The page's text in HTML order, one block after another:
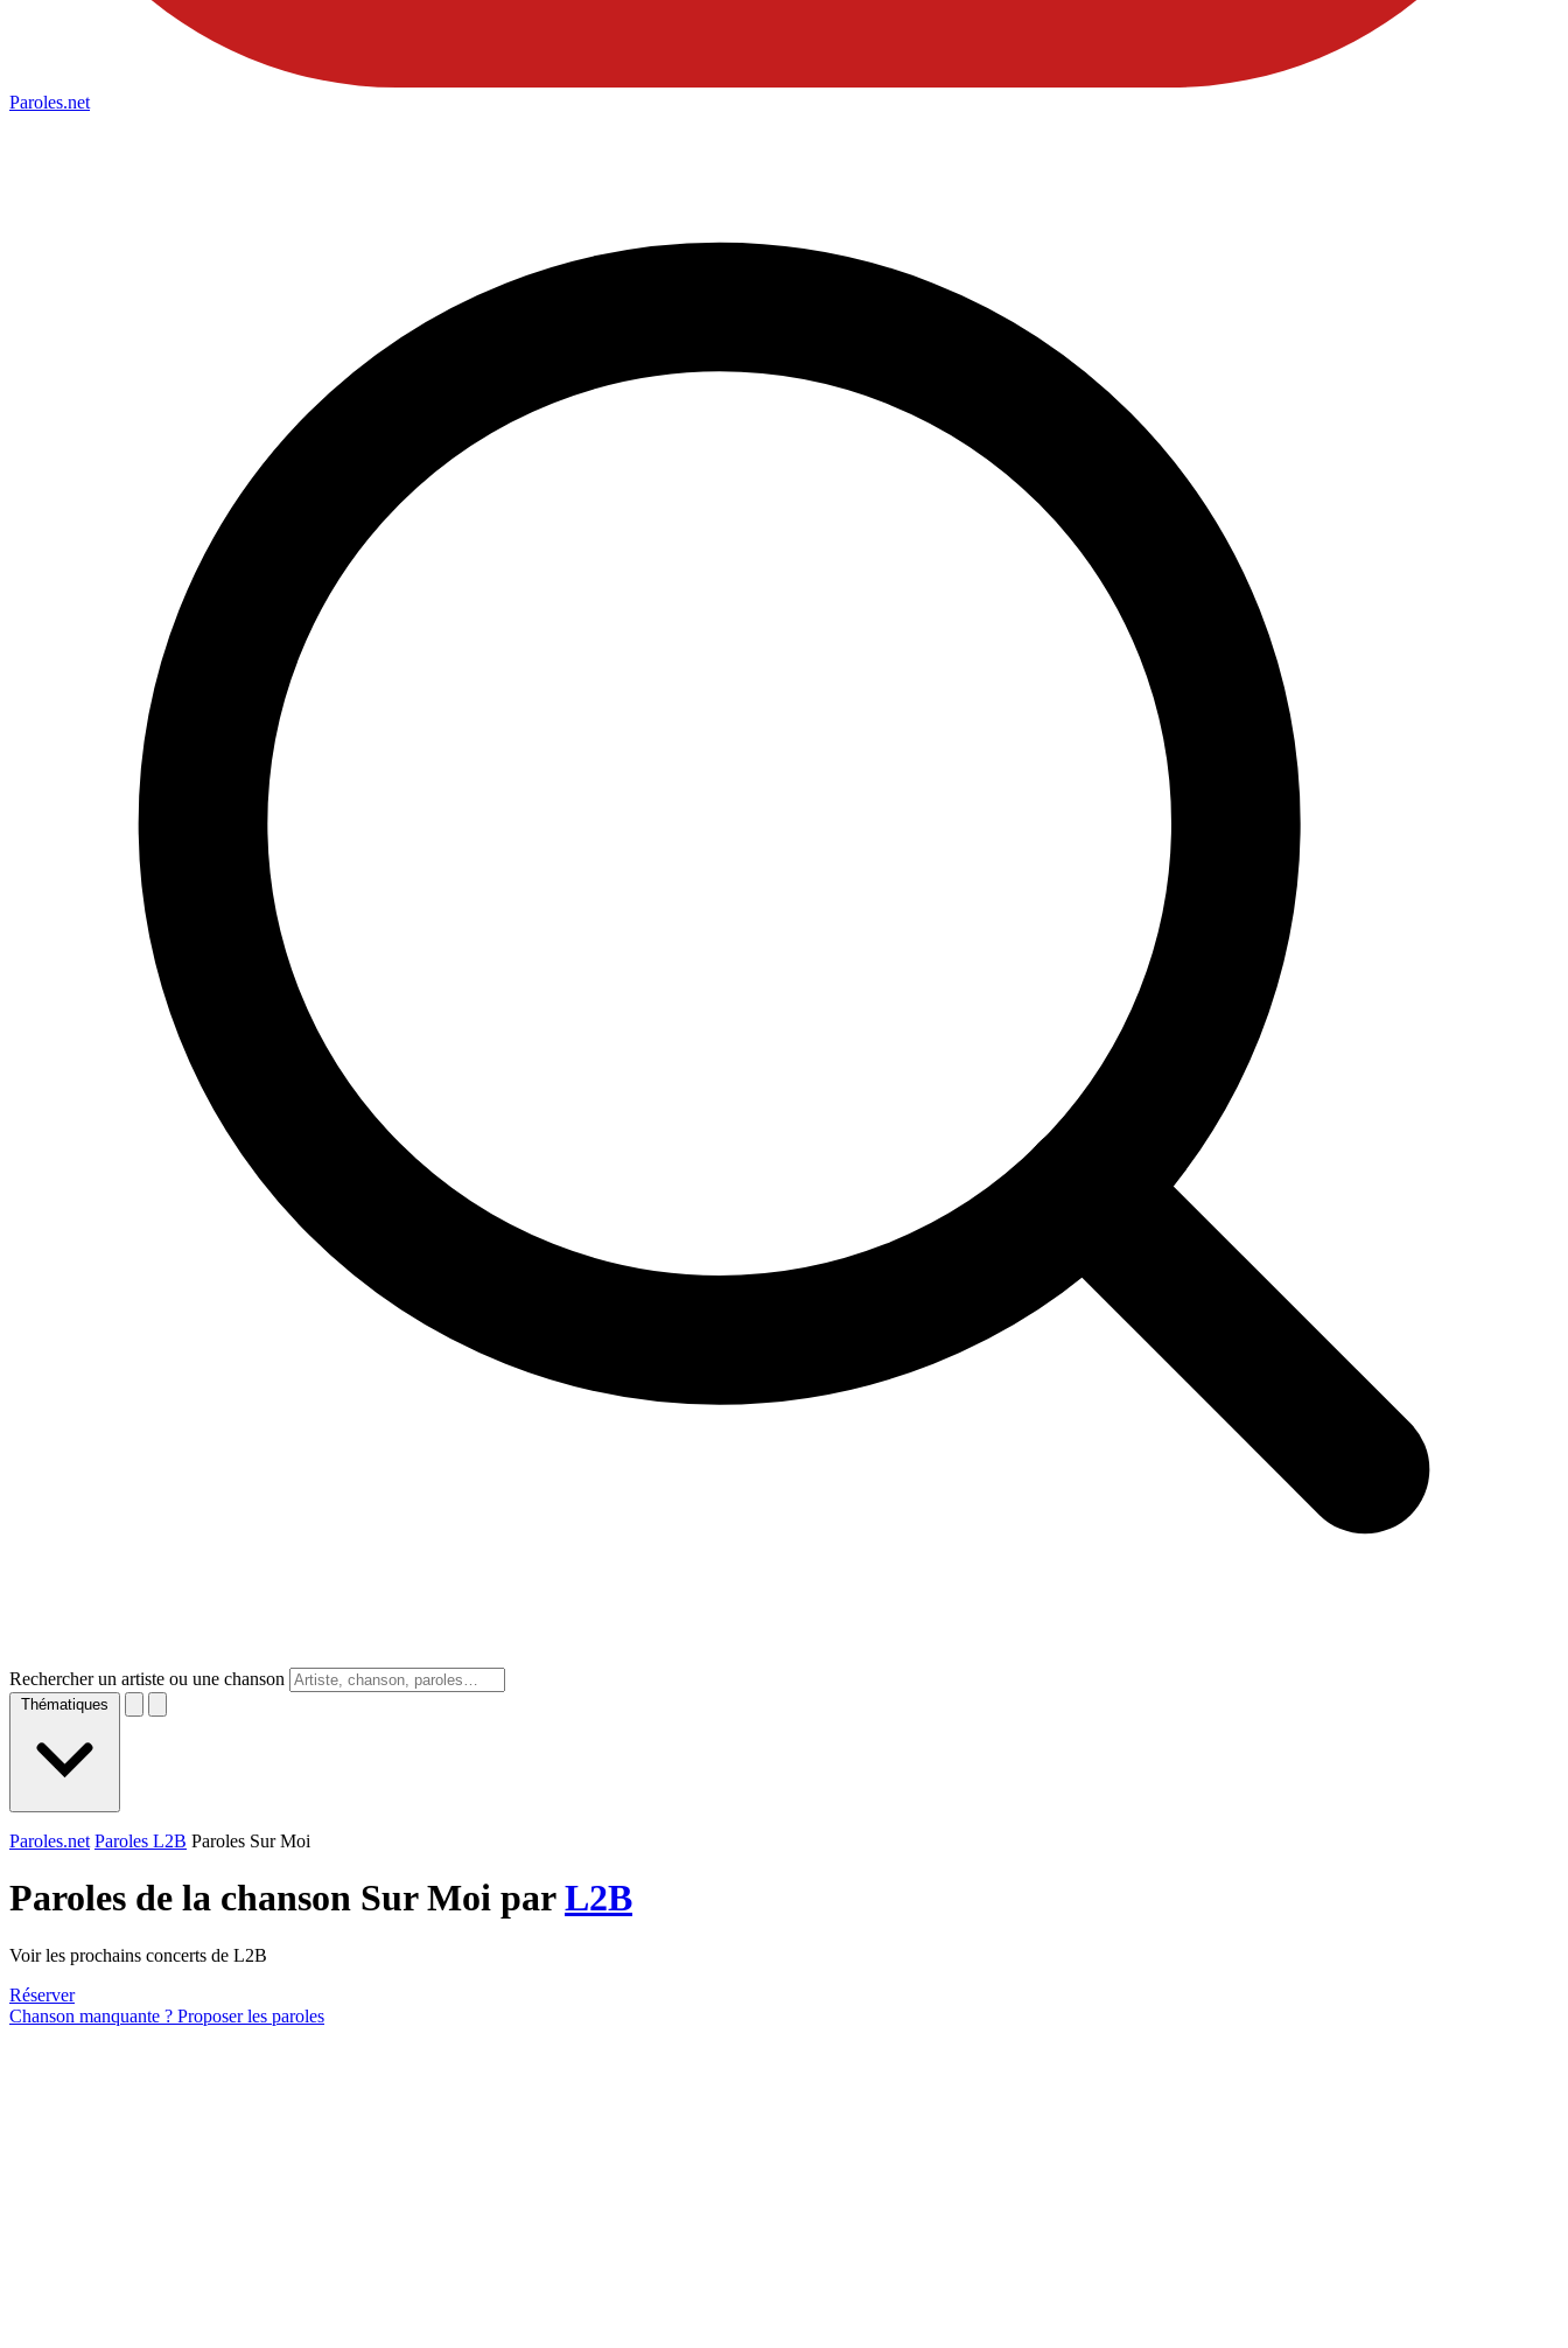
Paroles.net
Rechercher un artiste ou une chanson
Thématiques
Paroles.net Paroles L2B Paroles Sur Moi
Paroles de la chanson Sur Moi parL2B
Voir les prochains concerts de L2B
Réserver
Chanson manquante ? Proposer les paroles